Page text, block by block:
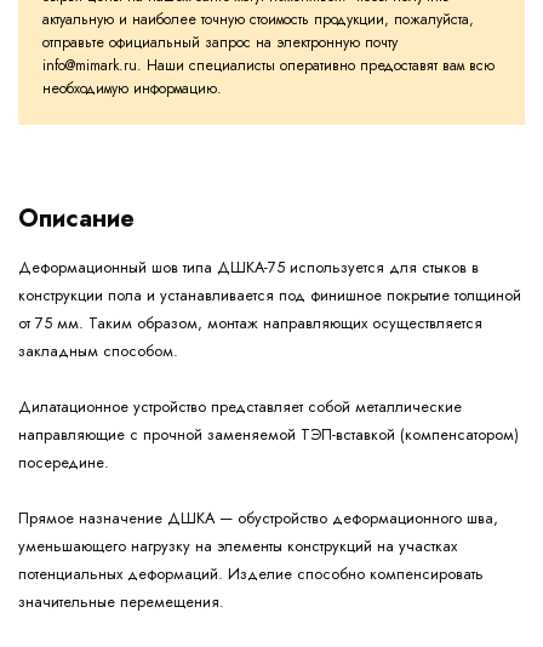
актуальную и наиболее точную стоимость продукции, пожалуйста,
отправьте официальный запрос на электронную почту
info@mimark.ru. Наши специалисты оперативно предоставят вам всю
необходимую информацию.
Описание
Деформационный шов типа ДШКА-75 используется для стыков в
конструкции пола и устанавливается под финишное покрытие толщиной
от 75 мм. Таким образом, монтаж направляющих осуществляется
закладным способом.
Дилатационное устройство представляет собой металлические
направляющие с прочной заменяемой ТЭП-вставкой (компенсатором)
посередине.
Прямое назначение ДШКА — обустройство деформационного шва,
уменьшающего нагрузку на элементы конструкций на участках
потенциальных деформаций. Изделие способно компенсировать
значительные перемещения.